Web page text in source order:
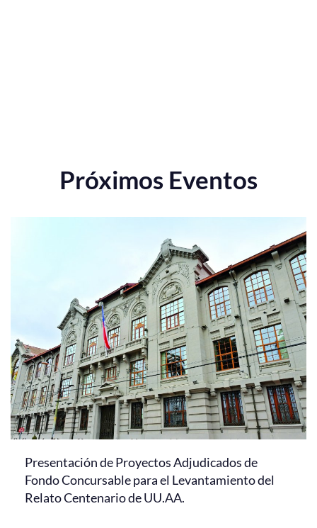
Próximos Eventos
Presentación de Proyectos Adjudicados de
Fondo Concursable para el Levantamiento del
Relato Centenario de UU.AA.